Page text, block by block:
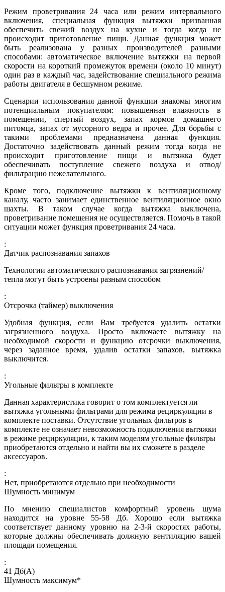
Режим проветривания 24 часа или режим интервального
включения, специальная функция вытяжки призванная
обеспечить свежий воздух на кухне и тогда когда не
происходит приготовление пищи. Данная функция может
быть реализована у разных производителей разными
способами: автоматическое включение вытяжки на первой
скорости на короткий промежуток времени (около 10 минут)
один раз в каждый час, задействование специального режима
работы двигателя в бесшумном режиме.
Сценарии использования данной функции знакомы многим
потенциальным покупателям: повышенная влажность в
помещении, спертый воздух, запах кормов домашнего
питомца, запах от мусорного ведра и прочее. Для борьбы с
такими проблемами предназначена данная функция.
Достаточно задействовать данный режим тогда когда не
происходит приготовление пищи и вытяжка будет
обеспечивать поступление свежего воздуха и отвод/
фильтрацию нежелательного.
Кроме того, подключение вытяжки к вентиляционному
каналу, часто занимает единственное вентиляционное окно
шахты. В таком случае когда вытяжка выключена,
проветривание помещения не осуществляется. Помочь в такой
ситуации может функция проветривания 24 часа.
:
Датчик распознавания запахов
Технологии автоматического распознавания загрязнений/
тепла могут быть устроены разным способом
:
Отсрочка (таймер) выключения
Удобная функция, если Вам требуется удалить остатки
загрязненного воздуха. Просто включаете вытяжку на
необходимой скорости и функцию отсрочки выключения,
через заданное время, удалив остатки запахов, вытяжка
выключится.
:
Угольные фильтры в комплекте
Данная характеристика говорит о том комплектуется ли
вытяжка угольными фильтрами для режима рециркуляции в
комплекте поставки. Отсутствие угольных фильтров в
комплекте не означает невозможность подключения вытяжки
в режиме рециркуляции, к таким моделям угольные фильтры
приобретаются отдельно и найти вы их сможете в разделе
аксессуаров.
:
Нет, приобретаются отдельно при необходимости
Шумность минимум
По мнению специалистов комфортный уровень шума
находится на уровне 55-58 Дб. Хорошо если вытяжка
соответствует данному уровню на 2-3-й скоростях работы,
которые должны обеспечивать должную вентиляцию вашей
площади помещения.
:
41 Дб(А)
Шумность максимум*